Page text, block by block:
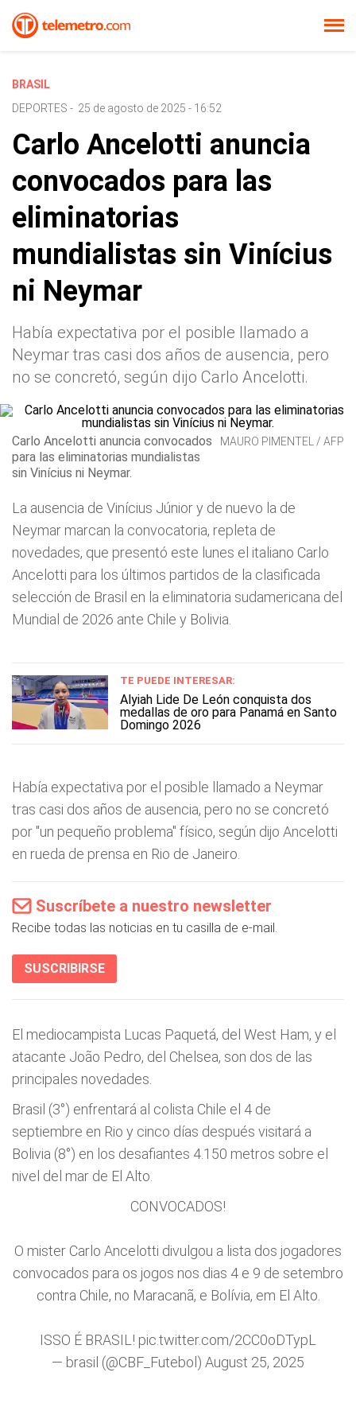
BRASIL
DEPORTES - 25 de agosto de 2025 - 16:52
Carlo Ancelotti anuncia
convocados para las
eliminatorias
mundialistas sin Vinícius
ni Neymar
Había expectativa por el posible llamado a
Neymar tras casi dos años de ausencia, pero
no se concretó, según dijo Carlo Ancelotti.
Carlo Ancelotti anuncia convocados
para las eliminatorias mundialistas
sin Vinícius ni Neymar.
MAURO PIMENTEL / AFP
La ausencia de Vinícius Júnior y de nuevo la de
Neymar marcan la convocatoria, repleta de
novedades, que presentó este lunes el italiano Carlo
Ancelotti para los últimos partidos de la clasificada
selección de Brasil en la eliminatoria sudamericana del
Mundial de 2026 ante Chile y Bolivia.
TE PUEDE INTERESAR:
Alyiah Lide De León conquista dos
medallas de oro para Panamá en Santo
Domingo 2026
Había expectativa por el posible llamado a Neymar
tras casi dos años de ausencia, pero no se concretó
por "un pequeño problema" físico, según dijo Ancelotti
en rueda de prensa en Rio de Janeiro.
Suscríbete a nuestro newsletter
Recibe todas las noticias en tu casilla de e-mail.
SUSCRIBIRSE
El mediocampista Lucas Paquetá, del West Ham, y el
atacante João Pedro, del Chelsea, son dos de las
principales novedades.
Brasil (3°) enfrentará al colista Chile el 4 de
septiembre en Rio y cinco días después visitará a
Bolivia (8°) en los desafiantes 4.150 metros sobre el
nivel del mar de El Alto.
CONVOCADOS!
O mister Carlo Ancelotti divulgou a lista dos jogadores
convocados para os jogos nos dias 4 e 9 de setembro
contra Chile, no Maracanã, e Bolívia, em El Alto.
ISSO É BRASIL! pic.twitter.com/2CC0oDTypL
— brasil (@CBF_Futebol) August 25, 2025